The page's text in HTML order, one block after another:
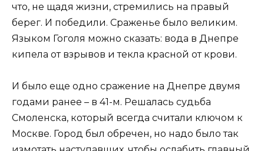
что, не щадя жизни, стремились на правый
берег. И победили. Сраженье было великим.
Языком Гоголя можно сказать: вода в Днепре
кипела от взрывов и текла красной от крови.
И было еще одно сражение на Днепре двумя
годами ранее – в 41-м. Решалась судьба
Смоленска, который всегда считали ключом к
Москве. Город был обречен, но надо было так